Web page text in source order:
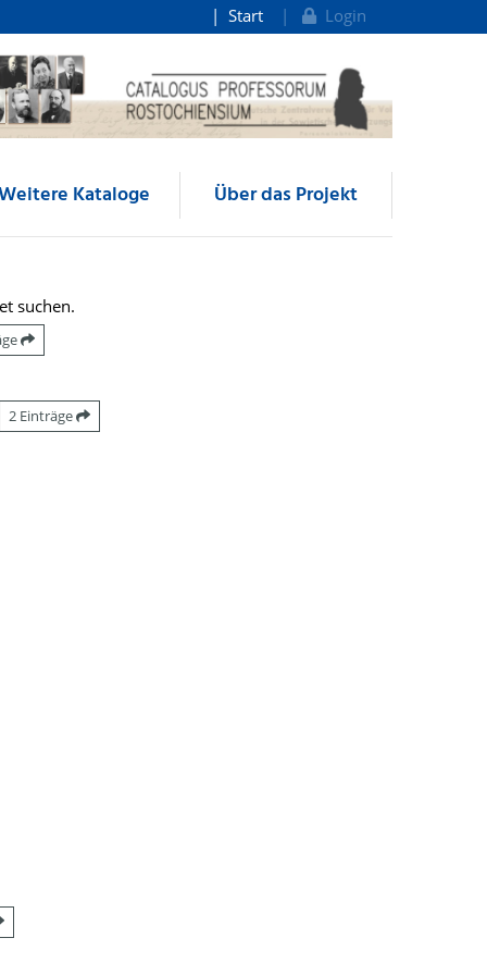
Start Login
Kataloge Über das Projekt
suchen.
2 Einträge